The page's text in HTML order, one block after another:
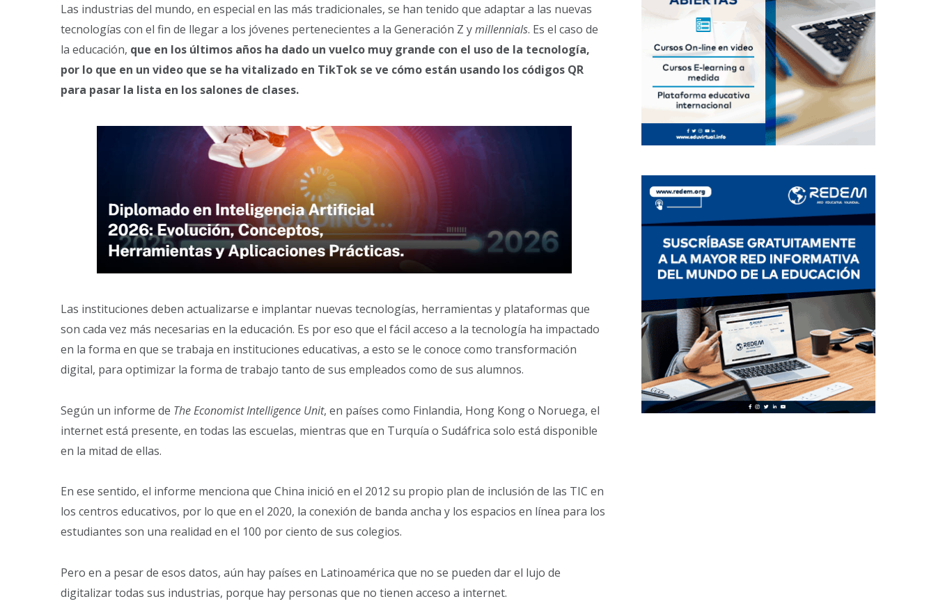
Las industrias del mundo, en especial en las más tradicionales, se han tenido que adaptar a las nuevas
tecnologías con el fin de llegar a los jóvenes pertenecientes a la Generación Z ymillennials. Es el caso de
la educación, que en los últimos años ha dado un vuelco muy grande con el uso de la tecnología,
por lo que en un video que se ha vitalizado en TikTok se ve cómo están usando los códigos QR
para pasar la lista en los salones de clases.
Las instituciones deben actualizarse e implantar nuevas tecnologías, herramientas y plataformas que
son cada vez más necesarias en la educación. Es por eso que el fácil acceso a la tecnología ha impactado
en la forma en que se trabaja en instituciones educativas, a esto se le conoce como transformación
digital, para optimizar la forma de trabajo tanto de sus empleados como de sus alumnos.
Según un informe de The Economist Intelligence Unit, en países como Finlandia, Hong Kong o Noruega, el
internet está presente, en todas las escuelas, mientras que en Turquía o Sudáfrica solo está disponible
en la mitad de ellas.
En ese sentido, el informe menciona que China inició en el 2012 su propio plan de inclusión de las TIC en
los centros educativos, por lo que en el 2020, la conexión de banda ancha y los espacios en línea para los
estudiantes son una realidad en el 100 por ciento de sus colegios.
Pero en a pesar de esos datos, aún hay países en Latinoamérica que no se pueden dar el lujo de
digitalizar todas sus industrias, porque hay personas que no tienen acceso a internet.